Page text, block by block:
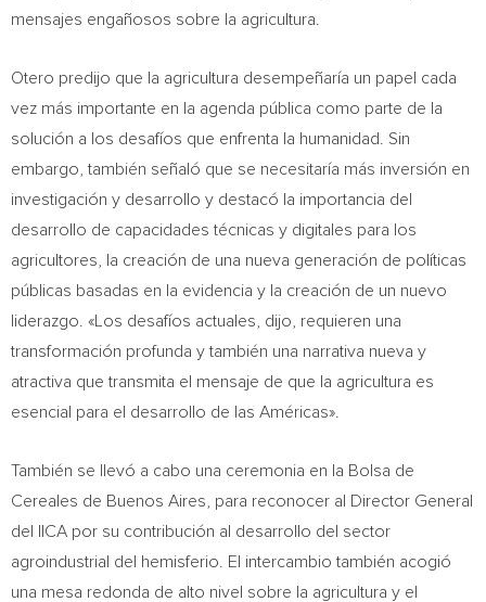
mensajes engañosos sobre la agricultura.
Otero predijo que la agricultura desempeñaría un papel cada
vez más importante en la agenda pública como parte de la
solución a los desafíos que enfrenta la humanidad. Sin
embargo, también señaló que se necesitaría más inversión en
investigación y desarrollo y destacó la importancia del
desarrollo de capacidades técnicas y digitales para los
agricultores, la creación de una nueva generación de políticas
públicas basadas en la evidencia y la creación de un nuevo
liderazgo. «Los desafíos actuales, dijo, requieren una
transformación profunda y también una narrativa nueva y
atractiva que transmita el mensaje de que la agricultura es
esencial para el desarrollo de las Américas».
También se llevó a cabo una ceremonia en la Bolsa de
Cereales de Buenos Aires, para reconocer al Director General
del IICA por su contribución al desarrollo del sector
agroindustrial del hemisferio. El intercambio también acogió
una mesa redonda de alto nivel sobre la agricultura y el